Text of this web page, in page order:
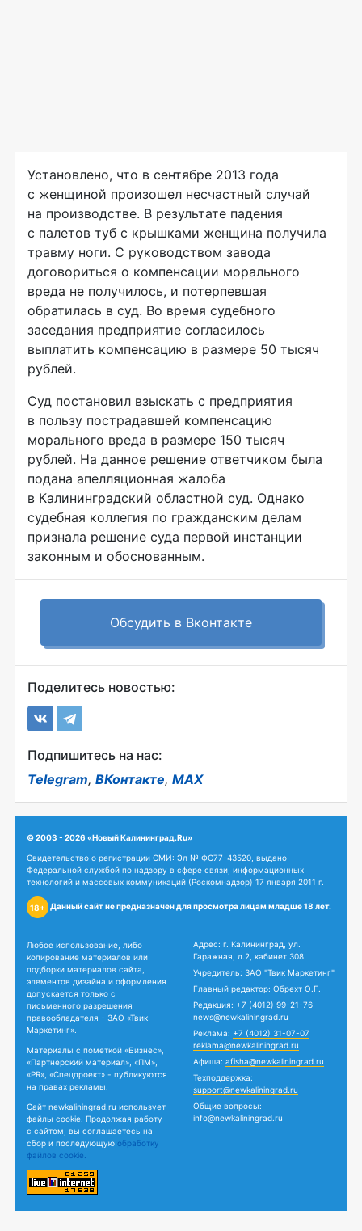
Установлено, что в сентябре 2013 года
с женщиной произошел несчастный случай
на производстве. В результате падения
с палетов туб с крышками женщина получила
травму ноги. С руководством завода
договориться о компенсации морального
вреда не получилось, и потерпевшая
обратилась в суд. Во время судебного
заседания предприятие согласилось
выплатить компенсацию в размере 50 тысяч
рублей.
Суд постановил взыскать с предприятия
в пользу пострадавшей компенсацию
морального вреда в размере 150 тысяч
рублей. На данное решение ответчиком была
подана апелляционная жалоба
в Калининградский областной суд. Однако
судебная коллегия по гражданским делам
признала решение суда первой инстанции
законным и обоснованным.
Обсудить в Вконтакте
Поделитесь новостью:
Подпишитесь на нас:
Telegram, ВКонтакте, MAX
© 2003 - 2026 «Новый Калининград.Ru»
Свидетельство о регистрации СМИ: Эл № ФС77-43520, выдано
Федеральной службой по надзору в сфере связи, информационных
технологий и массовых коммуникаций (Роскомнадзор) 17 января 2011 г.
18+ Данный сайт не предназначен для просмотра лицам младше 18 лет.
Любое использование, либо
копирование материалов или
подборки материалов сайта,
элементов дизайна и оформления
допускается только с
письменного разрешения
правообладателя - ЗАО «Твик
Маркетинг».
Материалы с пометкой «Бизнес»,
«Партнерский материал», «ПМ»,
«PR», «Спецпроект» - публикуются
на правах рекламы.
Сайт newkaliningrad.ru использует
файлы cookie. Продолжая работу
с сайтом, вы соглашаетесь на
сбор и последующую обработку
файлов cookie.
Адрес: г. Калининград, ул.
Гаражная, д.2, кабинет 308
Учредитель: ЗАО "Твик Маркетинг"
Главный редактор: Обрехт О.Г.
Редакция: +7 (4012) 99-21-76
news@newkaliningrad.ru
Реклама: +7 (4012) 31-07-07
reklama@newkaliningrad.ru
Афиша: afisha@newkaliningrad.ru
Техподдержка:
support@newkaliningrad.ru
Общие вопросы:
info@newkaliningrad.ru